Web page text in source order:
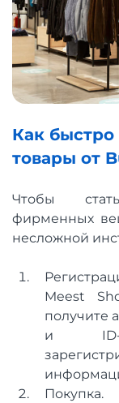
Как быстро
товары от
Чтобы
фирменных
несложной
Meest
получите
и ID-